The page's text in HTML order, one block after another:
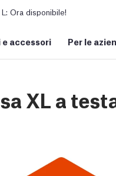
Ora disponibile!
accessori Per le
XL a